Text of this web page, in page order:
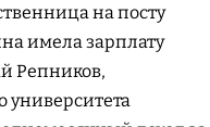
на посту
имела зарплату
Репников,
университета